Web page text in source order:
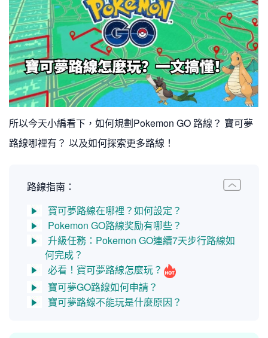
所以今天小編看下，如何規劃Pokemon GO 路線？ 寶可夢
路線哪裡有？ 以及如何探索更多路線！
路線指南：
寶可夢路線在哪裡？如何設定？
Pokemon GO路線奖励有哪些？
升級任務：Pokemon GO連續7天步行路線如
何完成？
必看！寶可夢路線怎麼玩？
寶可夢GO路線如何申請？
寶可夢路線不能玩是什麼原因？